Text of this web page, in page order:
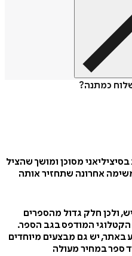
כמתנה?
מסוכן ומושך שהציל
אחרונה שתחזיר אותה
ולכן חלק גדול מהספרים
המודפס בגב הספר.
באתר, יש גם מבצעים מיוחדים
ספר במחיר מעולה